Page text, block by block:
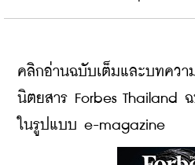
คลิกอ่านฉบับเต็มและบทควา
นิตยสาร Forbes Thailand
ในรูปแบบ e-magazine